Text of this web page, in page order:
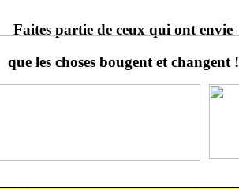
Faites partie de ceux qui ont envie
que les choses bougent et changent !